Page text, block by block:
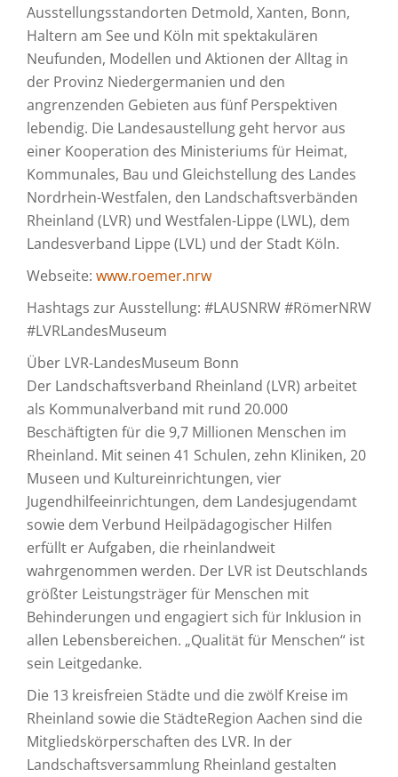
Ausstellungsstandorten Detmold, Xanten, Bonn,
Haltern am See und Köln mit spektakulären
Neufunden, Modellen und Aktionen der Alltag in
der Provinz Niedergermanien und den
angrenzenden Gebieten aus fünf Perspektiven
lebendig. Die Landesaustellung geht hervor aus
einer Kooperation des Ministeriums für Heimat,
Kommunales, Bau und Gleichstellung des Landes
Nordrhein-Westfalen, den Landschaftsverbänden
Rheinland (LVR) und Westfalen-Lippe (LWL), dem
Landesverband Lippe (LVL) und der Stadt Köln.
Webseite: www.roemer.nrw
Hashtags zur Ausstellung: #LAUSNRW #RömerNRW
#LVRLandesMuseum
Über LVR-LandesMuseum Bonn
Der Landschaftsverband Rheinland (LVR) arbeitet
als Kommunalverband mit rund 20.000
Beschäftigten für die 9,7 Millionen Menschen im
Rheinland. Mit seinen 41 Schulen, zehn Kliniken, 20
Museen und Kultureinrichtungen, vier
Jugendhilfeeinrichtungen, dem Landesjugendamt
sowie dem Verbund Heilpädagogischer Hilfen
erfüllt er Aufgaben, die rheinlandweit
wahrgenommen werden. Der LVR ist Deutschlands
größter Leistungsträger für Menschen mit
Behinderungen und engagiert sich für Inklusion in
allen Lebensbereichen. „Qualität für Menschen“ ist
sein Leitgedanke.
Die 13 kreisfreien Städte und die zwölf Kreise im
Rheinland sowie die StädteRegion Aachen sind die
Mitgliedskörperschaften des LVR. In der
Landschaftsversammlung Rheinland gestalten